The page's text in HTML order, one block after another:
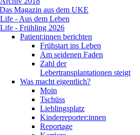
Magazin aus dem UKE
Life - Aus dem Leben
Life - Frühling 2026
Patient:innen berichten
Frühstart ins Leben
Am seidenen Faden
Zahl der
Lebertransplantationen steigt
Was macht eigentlich?
Moin
Tschüss
Lieblingsplatz
Kinderreporter:innen
Reportage